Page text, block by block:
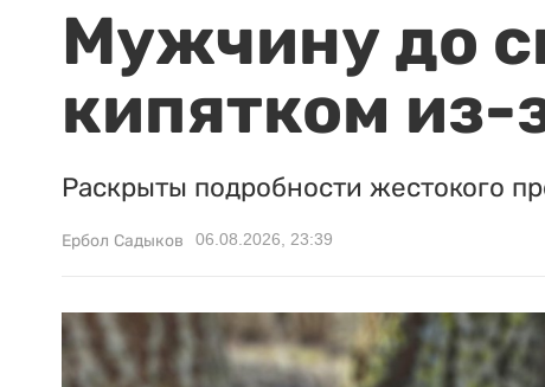
Мужчину до
кипятком из-
Раскрыты подробности жестокого
Ербол Садыков 06.08.2026, 23:39